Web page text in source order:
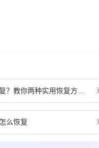
么恢复